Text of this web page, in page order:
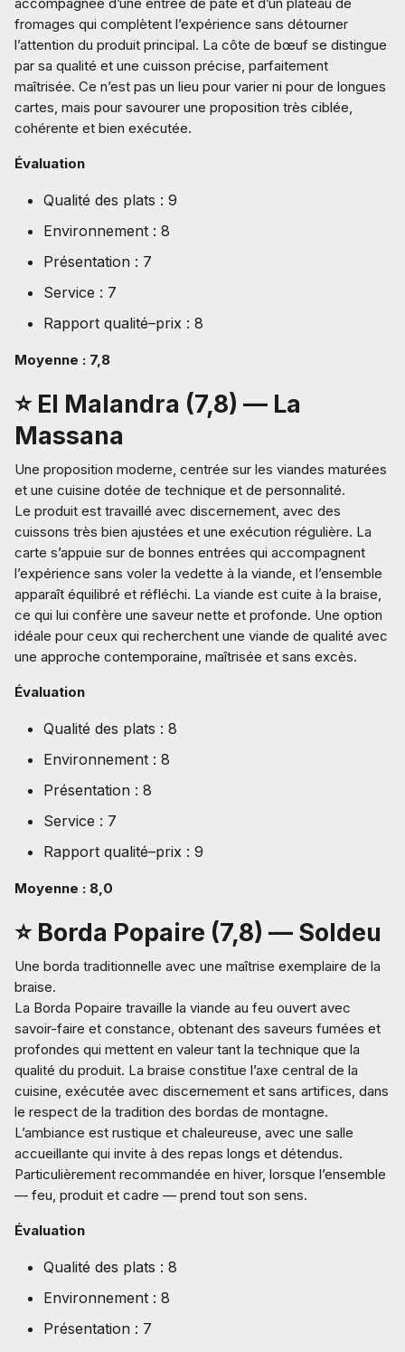
fromages qui complètent l’expérience sans détourner
l’attention du produit principal. La côte de bœuf se distingue
par sa qualité et une cuisson précise, parfaitement
maîtrisée. Ce n’est pas un lieu pour varier ni pour de longues
cartes, mais pour savourer une proposition très ciblée,
cohérente et bien exécutée.
Évaluation
Qualité des plats : 9
Environnement : 8
Présentation : 7
Service : 7
Rapport qualité–prix : 8
Moyenne : 7,8
⭐ El Malandra (7,8) — La
Massana
Une proposition moderne, centrée sur les viandes maturées
et une cuisine dotée de technique et de personnalité.
Le produit est travaillé avec discernement, avec des
cuissons très bien ajustées et une exécution régulière. La
carte s’appuie sur de bonnes entrées qui accompagnent
l’expérience sans voler la vedette à la viande, et l’ensemble
apparaît équilibré et réfléchi. La viande est cuite à la braise,
ce qui lui confère une saveur nette et profonde. Une option
idéale pour ceux qui recherchent une viande de qualité avec
une approche contemporaine, maîtrisée et sans excès.
Évaluation
Qualité des plats : 8
Environnement : 8
Présentation : 8
Service : 7
Rapport qualité–prix : 9
Moyenne : 8,0
⭐ Borda Popaire (7,8) — Soldeu
Une borda traditionnelle avec une maîtrise exemplaire de la
braise.
La Borda Popaire travaille la viande au feu ouvert avec
savoir-faire et constance, obtenant des saveurs fumées et
profondes qui mettent en valeur tant la technique que la
qualité du produit. La braise constitue l’axe central de la
cuisine, exécutée avec discernement et sans artifices, dans
le respect de la tradition des bordas de montagne.
L’ambiance est rustique et chaleureuse, avec une salle
accueillante qui invite à des repas longs et détendus.
Particulièrement recommandée en hiver, lorsque l’ensemble
— feu, produit et cadre — prend tout son sens.
Évaluation
Qualité des plats : 8
Environnement : 8
Présentation : 7